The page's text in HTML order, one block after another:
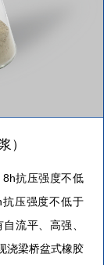
）
抗压强度不低
压强度不低于
流平、高强、
浇梁桥盆式橡胶